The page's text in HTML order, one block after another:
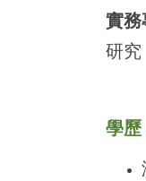
實
研究
學